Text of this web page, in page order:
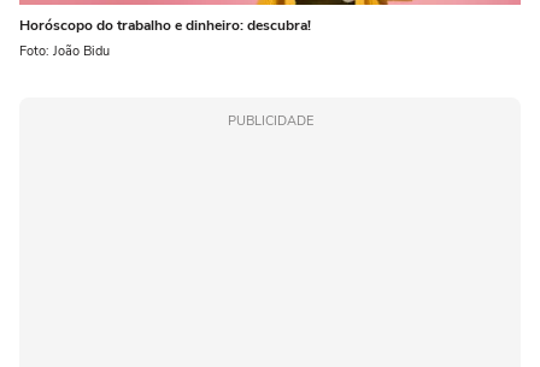
Horóscopo do trabalho e dinheiro: descubra!
Foto: João Bidu
PUBLICIDADE